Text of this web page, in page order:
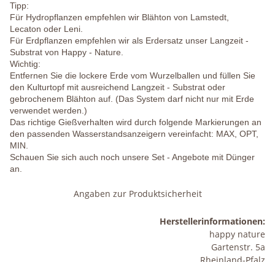
Tipp:
Für Hydropflanzen empfehlen wir Blähton von Lamstedt,
Lecaton oder Leni.
Für Erdpflanzen empfehlen wir als Erdersatz unser Langzeit -
Substrat von Happy - Nature.
Wichtig:
Entfernen Sie die lockere Erde vom Wurzelballen und füllen Sie
den Kulturtopf mit ausreichend Langzeit - Substrat oder
gebrochenem Blähton auf. (Das System darf nicht nur mit Erde
verwendet werden.)
Das richtige Gießverhalten wird durch folgende Markierungen an
den passenden Wasserstandsanzeigern vereinfacht: MAX, OPT,
MIN.
Schauen Sie sich auch noch unsere Set - Angebote mit Dünger
an.
Angaben zur Produktsicherheit
Herstellerinformationen:
happy nature
Gartenstr. 5a